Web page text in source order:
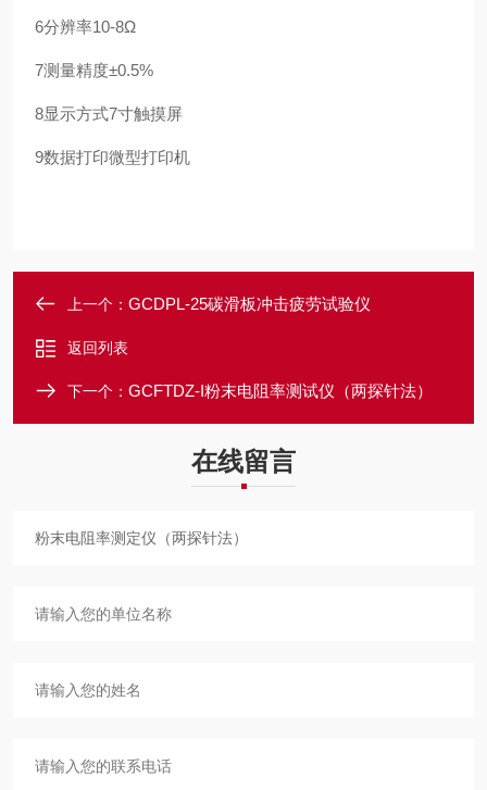
6分辨率10-8Ω
7测量精度±0.5%
8显示方式7寸触摸屏
9数据打印微型打印机
上一个： GCDPL-25碳滑板冲击疲劳试验仪
返回列表
下一个： GCFTDZ-I粉末电阻率测试仪（两探针法）
在线留言